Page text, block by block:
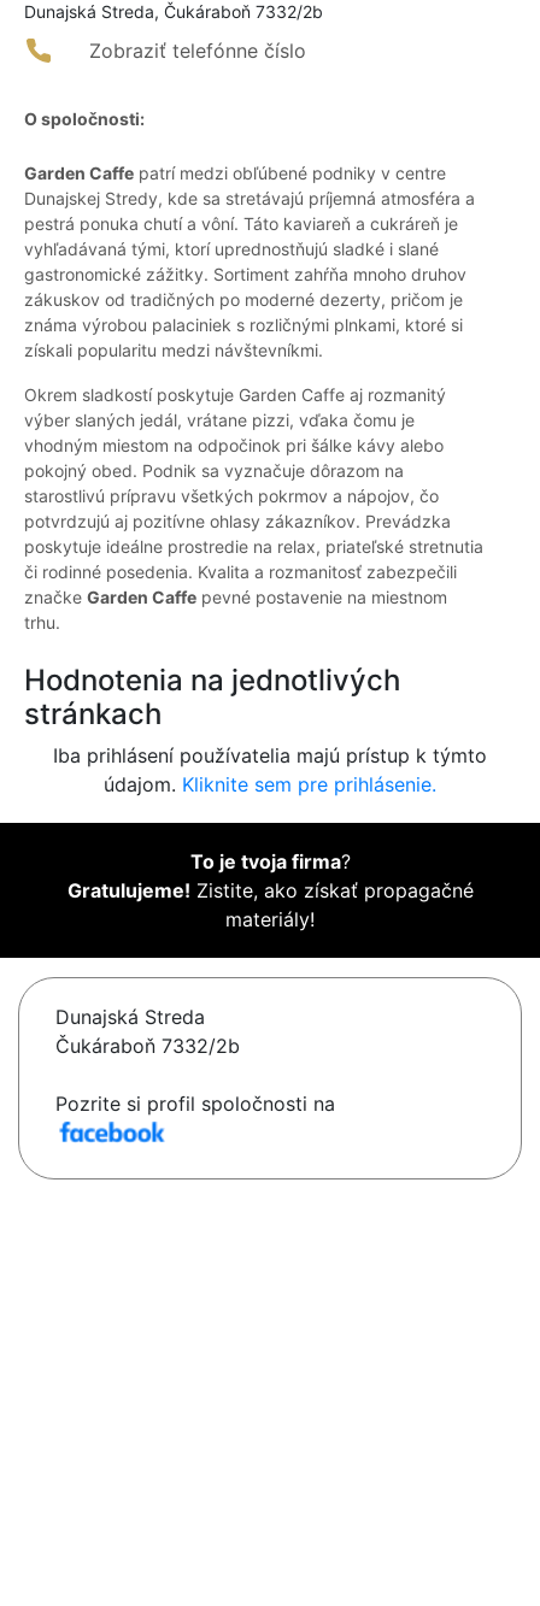
Dunajská Streda, Čukáraboň 7332/2b
Zobraziť telefónne číslo
O spoločnosti:
Garden Caffe patrí medzi obľúbené podniky v centre
Dunajskej Stredy, kde sa stretávajú príjemná atmosféra a
pestrá ponuka chutí a vôní. Táto kaviareň a cukráreň je
vyhľadávaná tými, ktorí uprednostňujú sladké i slané
gastronomické zážitky. Sortiment zahŕňa mnoho druhov
zákuskov od tradičných po moderné dezerty, pričom je
známa výrobou palaciniek s rozličnými plnkami, ktoré si
získali popularitu medzi návštevníkmi.
Okrem sladkostí poskytuje Garden Caffe aj rozmanitý
výber slaných jedál, vrátane pizzi, vďaka čomu je
vhodným miestom na odpočinok pri šálke kávy alebo
pokojný obed. Podnik sa vyznačuje dôrazom na
starostlivú prípravu všetkých pokrmov a nápojov, čo
potvrdzujú aj pozitívne ohlasy zákazníkov. Prevádzka
poskytuje ideálne prostredie na relax, priateľské stretnutia
či rodinné posedenia. Kvalita a rozmanitosť zabezpečili
značke Garden Caffe pevné postavenie na miestnom
trhu.
Hodnotenia na jednotlivých
stránkach
Iba prihlásení používatelia majú prístup k týmto
údajom. Kliknite sem pre prihlásenie.
To je tvoja firma?
Gratulujeme! Zistite, ako získať propagačné
materiály!
Dunajská Streda
Čukáraboň 7332/2b
Pozrite si profil spoločnosti na